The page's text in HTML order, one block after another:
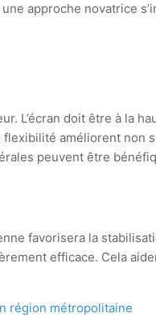
approche novatrice
L’écran doit être à la
améliorent non
peuvent être
favorisera la
efficace. Cela
région métropolitaine